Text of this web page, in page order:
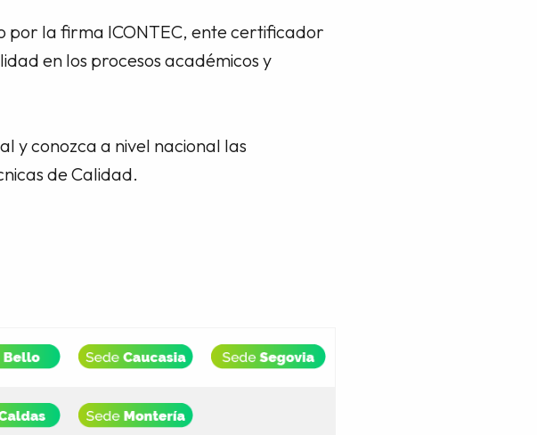
por la firma ICONTEC, ente certificador
en los procesos académicos y
y conozca a nivel nacional las
de Calidad.